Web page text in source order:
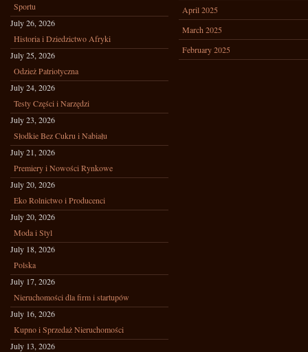
Sportu
July 26, 2026
Historia i Dziedzictwo Afryki
July 25, 2026
Odzież Patriotyczna
July 24, 2026
Testy Części i Narzędzi
July 23, 2026
Słodkie Bez Cukru i Nabiału
July 21, 2026
Premiery i Nowości Rynkowe
July 20, 2026
Eko Rolnictwo i Producenci
July 20, 2026
Moda i Styl
July 18, 2026
Polska
July 17, 2026
Nieruchomości dla firm i startupów
July 16, 2026
Kupno i Sprzedaż Nieruchomości
July 13, 2026
April 2025
March 2025
February 2025